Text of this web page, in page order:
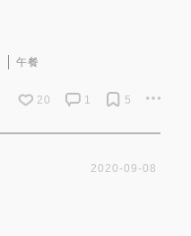
午餐
20 1 5
2020-09-08